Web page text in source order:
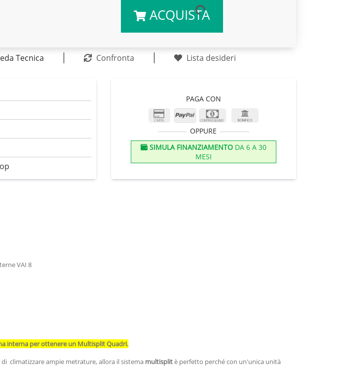
ACQUISTA
Tecnica Confronta Lista desideri
PAGA CON
OPPURE
SIMULA FINANZIAMENTODA 6 A 30
MESI
VAI 8
interna per ottenere un Multisplit Quadri.
climatizzare ampie metrature, allora il sistema multisplitè perfetto perché con un'unica unità